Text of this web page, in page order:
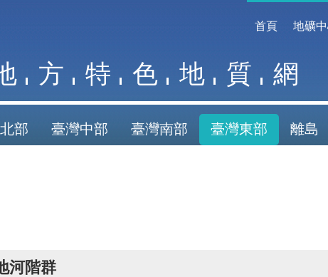
首頁 地礦
方 特 色 地 質 網
部 臺灣中部 臺灣南部 臺灣東部 離島
河階群